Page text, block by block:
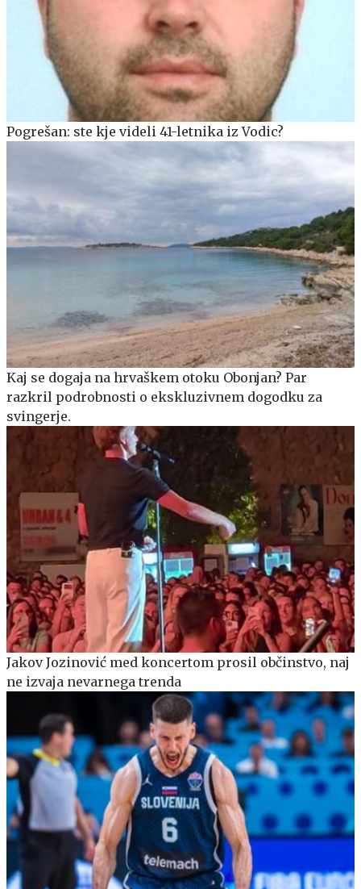
Pogrešan: ste kje videli 41-letnika iz Vodic?
Kaj se dogaja na hrvaškem otoku Obonjan? Par
razkril podrobnosti o ekskluzivnem dogodku za
svingerje.
Jakov Jozinović med koncertom prosil občinstvo, naj
ne izvaja nevarnega trenda